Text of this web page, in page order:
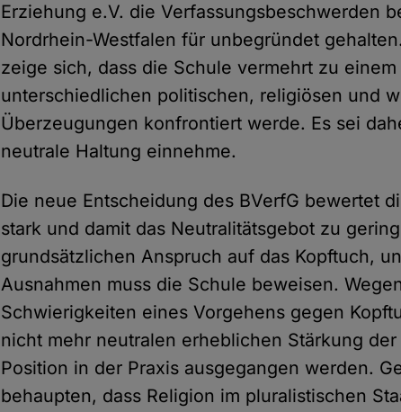
Erziehung e.V. die Verfassungsbeschwerden
Nordrhein-Westfalen für unbegründet
zeige sich, dass die Schule vermehrt zu
unterschiedlichen politischen, religiösen und
Überzeugungen konfrontiert werde. Es sei
neutrale Haltung einnehme.
Die neue Entscheidung des BVerfG bewertet
stark und damit das Neutralitätsgebot zu
grundsätzlichen Anspruch auf das Kopftuch,
Ausnahmen muss die Schule beweisen.
Schwierigkeiten eines Vorgehens gegen
nicht mehr neutralen erheblichen Stärkung
Position in der Praxis ausgegangen werden.
behaupten, dass Religion im pluralistischen